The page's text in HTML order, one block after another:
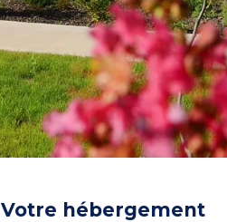
Votre hébergement